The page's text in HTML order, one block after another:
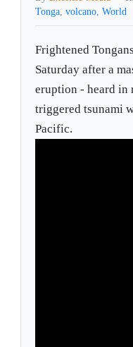
Tonga,volcano,World
Frightened
Saturday after a
eruption - heard in
triggered tsunami
Pacific.